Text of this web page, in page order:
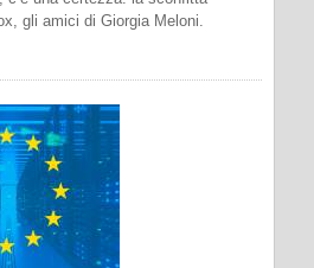
gli amici di Giorgia Meloni.